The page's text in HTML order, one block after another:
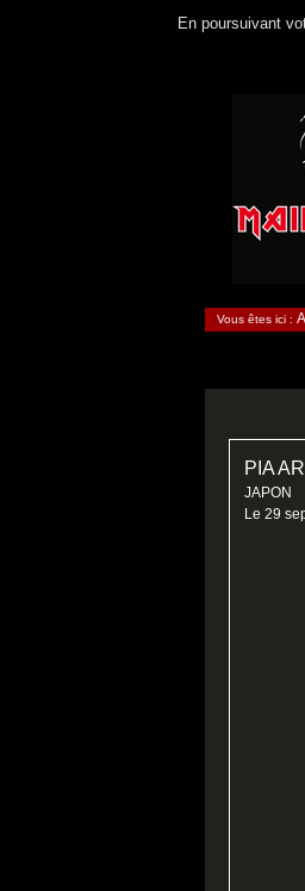
En poursuivant
Vous êtes ici :
PIA
JAPON
Le 29